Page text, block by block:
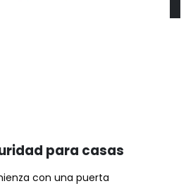
para casas
con una puerta